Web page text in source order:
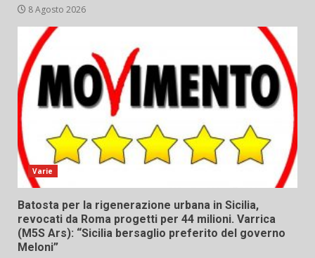
8 Agosto 2026
Varie
Batosta per la rigenerazione urbana in Sicilia,
revocati da Roma progetti per 44 milioni. Varrica
(M5S Ars): “Sicilia bersaglio preferito del governo
Meloni”